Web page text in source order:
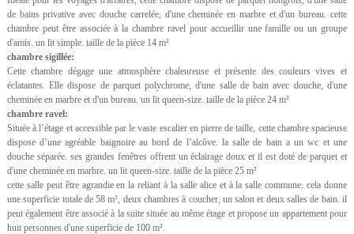
de bains privative avec douche carrelée, d'une cheminée en marbre et d'un bureau. cette
chambre peut être associée à la chambre ravel pour accueillir une famille ou un groupe
d'amis. un lit simple. taille de la pièce 14 m²
chambre sigillée:
Cette chambre dégage une atmosphère chaleureuse et présente des couleurs vives et
éclatantes. Elle dispose de parquet polychrome, d'une salle de bain avec douche, d'une
cheminée en marbre et d'un bureau. un lit queen-size. taille de la pièce 24 m²
chambre ravel:
Située à l’étage et accessible par le vaste escalier en pierre de taille, cette chambre spacieuse
dispose d’une agréable baignoire au bord de l’alcôve. la salle de bain a un wc et une
douche séparée. ses grandes fenêtres offrent un éclairage doux et il est doté de parquet et
d'une cheminée en marbre. un lit queen-size. taille de la pièce 25 m²
cette salle peut être agrandie en la reliant à la salle alice et à la salle commune. cela donne
une superficie totale de 58 m², deux chambres à coucher, un salon et deux salles de bain. il
peut également être associé à la suite située au même étage et propose un appartement pour
huit personnes d'une superficie de 100 m².